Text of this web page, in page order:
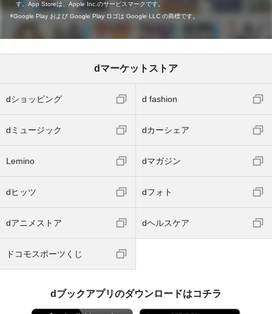
す。App Storeは、Apple Inc.のサービスマークです。
Google Play および Google Play ロゴは Google LLC の商標です。
dマーケットストア
dショッピング d fashion
dミュージック dカーシェア
Lemino dマガジン
dヒッツ dフォト
dアニメストア dヘルスケア
ドコモスポーツくじ
dブックアプリのダウンロードはコチラ